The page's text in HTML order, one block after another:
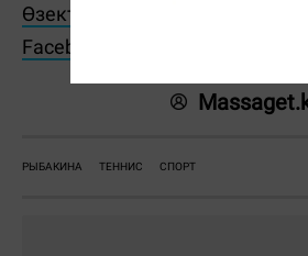
Өзекті жаңалықтарды өз
Facebook парақшамызға
РЫБАКИНА ТЕННИС СПОРТ